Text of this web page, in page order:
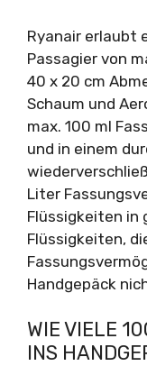
Ryanair erlaubt
Passagier von
40 x 20 cm
Schaum und
max. 100 ml
und in einem
Liter
Flüssigkeiten in
Flüssigkeiten,
Handgepäck
WIE VIELE
INS